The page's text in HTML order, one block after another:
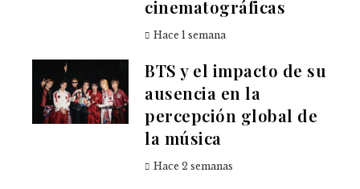
cinematográficas
Hace 1 semana
BTS y el impacto de su
ausencia en la
percepción global de
la música
Hace 2 semanas